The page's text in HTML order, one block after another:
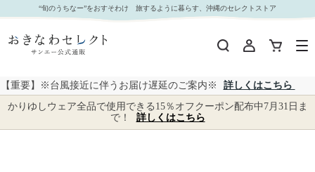
ランドセル 青 ネイビー系｜おきなわセレクト サンエー公式通販
“旬のうちなー”をおすそわけ 旅するように暮らす、沖縄のセレクトストア
【重要】※台風接近に伴うお届け遅延のご案内※
詳しくはこちら
かりゆしウェア全品で使用できる15％オフクーポン配布中7月31日ま
で！
詳しくはこちら